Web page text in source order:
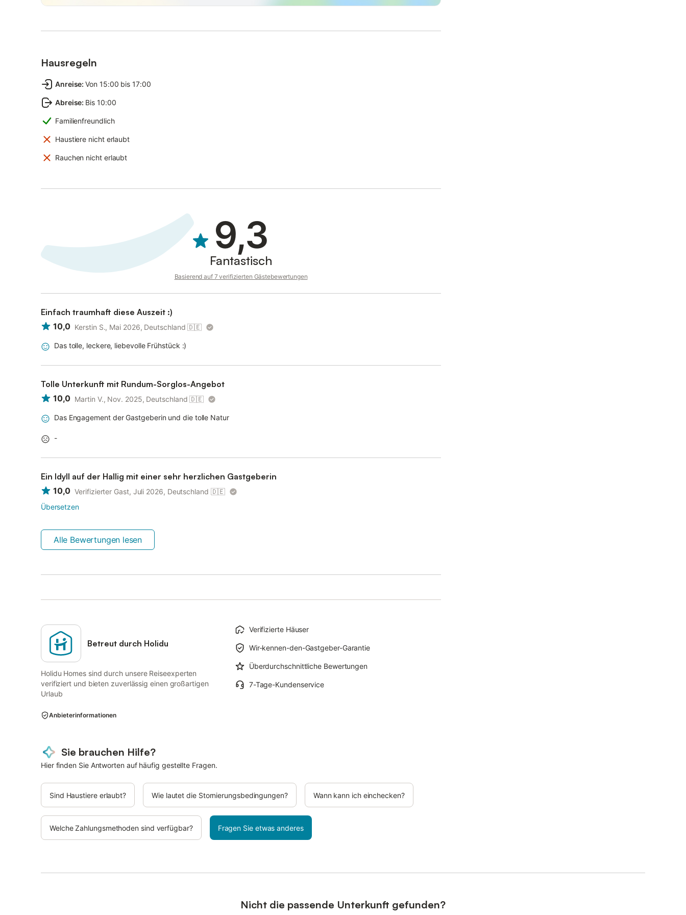
Hausregeln
Anreise: Von 15:00 bis 17:00
Abreise: Bis 10:00
Familienfreundlich
Haustiere nicht erlaubt
Rauchen nicht erlaubt
9,3
Fantastisch
Basierend auf 7 verifizierten Gästebewertungen
Einfach traumhaft diese Auszeit :)
10,0 Kerstin S., Mai 2026, Deutschland 🇩🇪
Das tolle, leckere, liebevolle Frühstück :)
Tolle Unterkunft mit Rundum-Sorglos-Angebot
10,0 Martin V., Nov. 2025, Deutschland 🇩🇪
Das Engagement der Gastgeberin und die tolle Natur
-
Ein Idyll auf der Hallig mit einer sehr herzlichen Gastgeberin
10,0 Verifizierter Gast, Juli 2026, Deutschland 🇩🇪
Übersetzen
Alle Bewertungen lesen
Betreut durch Holidu
Holidu Homes sind durch unsere Reiseexperten
verifiziert und bieten zuverlässig einen großartigen
Urlaub
Verifizierte Häuser
Wir-kennen-den-Gastgeber-Garantie
Überdurchschnittliche Bewertungen
7-Tage-Kundenservice
Anbieterinformationen
Sie brauchen Hilfe?
Hier finden Sie Antworten auf häufig gestellte Fragen.
Sind Haustiere erlaubt? Wie lautet die Stornierungsbedingungen? Wann kann ich einchecken?
Welche Zahlungsmethoden sind verfügbar? Fragen Sie etwas anderes
Nicht die passende Unterkunft gefunden?